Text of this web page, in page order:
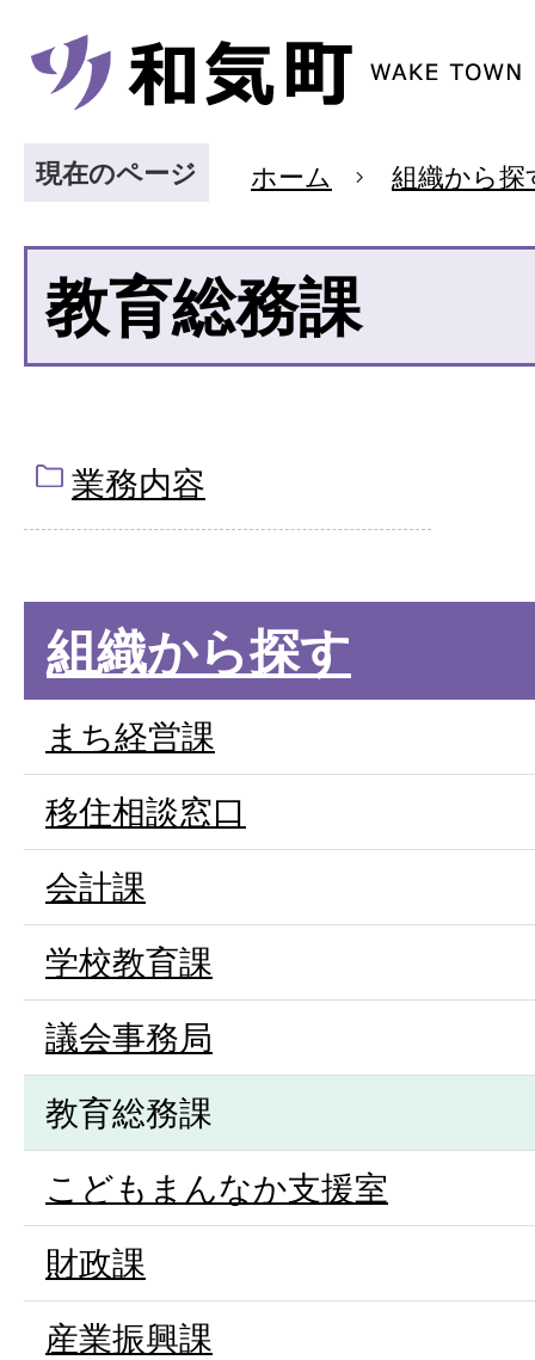
現在のページ ホーム 組織から探
教育総務課
業務内容
組織から探す
まち経営課
移住相談窓口
会計課
学校教育課
議会事務局
教育総務課
こどもまんなか支援室
財政課
産業振興課